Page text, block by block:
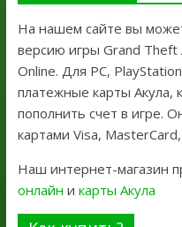
На нашем сайте вы
версию игры Grand Theft
Online. Для PC,
платежные карты Акула,
пополнить счет в игре.
картами Visa,
Наш интернет-магазин
онлайн и карты Акула